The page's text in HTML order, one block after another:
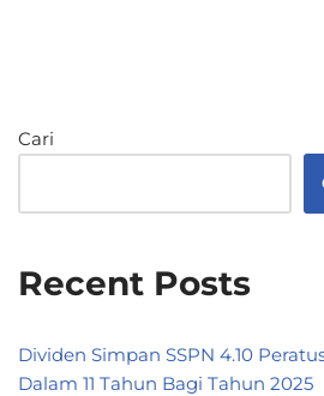
Cari
Recent Posts
Dividen Simpan SSPN 4.10
Dalam 11 Tahun Bagi Tahun 2025